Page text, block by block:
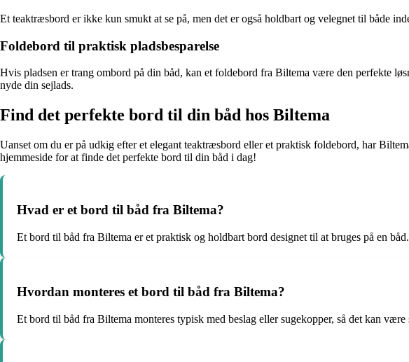
Et teaktræsbord er ikke kun smukt at se på, men det er også holdbart og velegnet til både
Foldebord til praktisk pladsbesparelse
Hvis pladsen er trang ombord på din båd, kan et foldebord fra Biltema være den perfekte
nyde din sejlads.
Find det perfekte bord til din båd hos Biltema
Uanset om du er på udkig efter et elegant teaktræsbord eller et praktisk foldebord, har
hjemmeside for at finde det perfekte bord til din båd i dag!
Hvad er et bord til båd fra Biltema?
Et bord til båd fra Biltema er et praktisk og holdbart bord designet til at bruges på en båd.
Hvordan monteres et bord til båd fra Biltema?
Et bord til båd fra Biltema monteres typisk med beslag eller sugekopper, så det kan